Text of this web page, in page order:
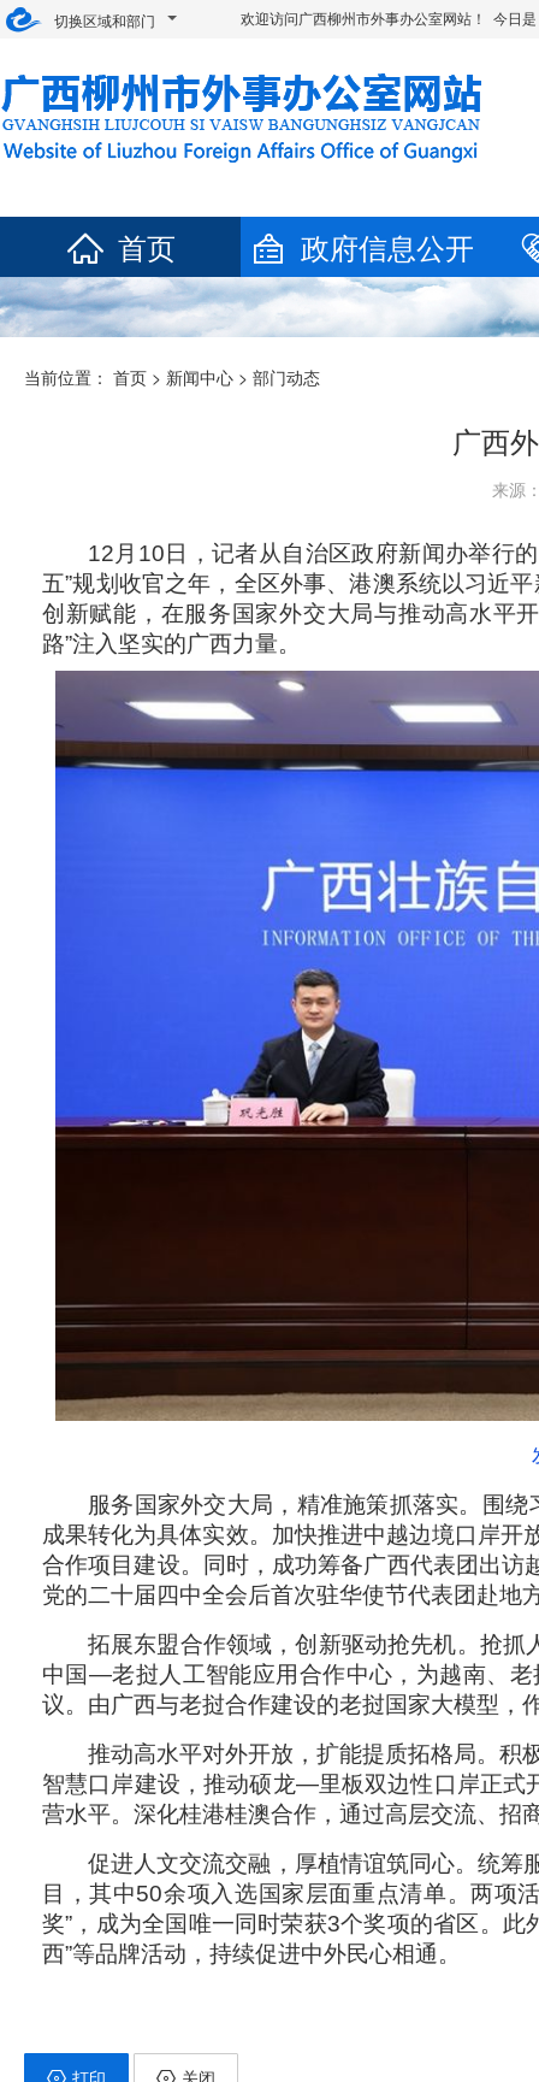
切换区域和部门 欢迎访问广西柳州市外事办公室网站！ 今日
首页 政府信息公开
当前位置： 首页 > 新闻中心 > 部门动态
广西
来源
12月10日，记者从自治区政府新闻办举行
五”规划收官之年，全区外事、港澳系统以习近
创新赋能，在服务国家外交大局与推动高水平
路”注入坚实的广西力量。
服务国家外交大局，精准施策抓落实。围
成果转化为具体实效。加快推进中越边境口岸开
合作项目建设。同时，成功筹备广西代表团出
党的二十届四中全会后首次驻华使节代表团赴地
拓展东盟合作领域，创新驱动抢先机。抢
中国—老挝人工智能应用合作中心，为越南、
议。由广西与老挝合作建设的老挝国家大模型，
推动高水平对外开放，扩能提质拓格局。
智慧口岸建设，推动硕龙—里板双边性口岸正
营水平。深化桂港桂澳合作，通过高层交流、招
促进人文交流交融，厚植情谊筑同心。统筹
目，其中50余项入选国家层面重点清单。两项
奖”，成为全国唯一同时荣获3个奖项的省区。此
西”等品牌活动，持续促进中外民心相通。